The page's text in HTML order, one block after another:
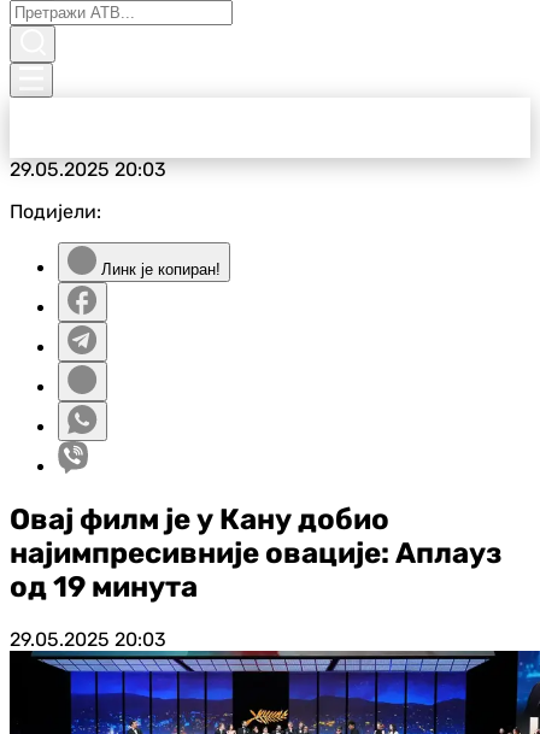
29.05.202520:03
Подијели:
Линк је копиран!
Овај филм је у Кану добио
најимпресивније овације: Аплауз
од 19 минута
29.05.2025 20:03